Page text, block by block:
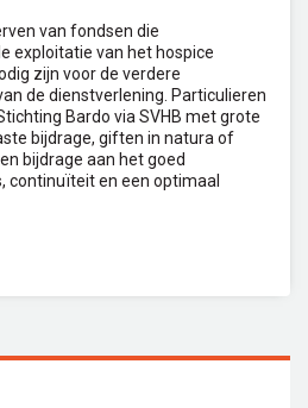
van fondsen die
exploitatie van het hospice
zijn voor de verdere
de dienstverlening. Particulieren
Bardo via SVHB met grote
bijdrage, giften in natura of
bijdrage aan het goed
continuïteit en een optimaal